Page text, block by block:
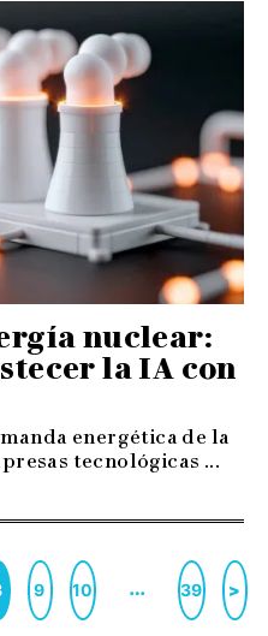
nuclear:
la IA con
energética de la
tecnológicas ...
9 10 … 39 >